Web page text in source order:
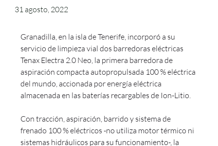
31 agosto, 2022
Granadilla, en la isla de Tenerife, incorporó a su
servicio de limpieza vial dos barredoras eléctricas
Tenax Electra 2.0 Neo, la primera barredora de
aspiración compacta autopropulsada 100 % eléctrica
del mundo, accionada por energía eléctrica
almacenada en las baterías recargables de Ion-Litio.
Con tracción, aspiración, barrido y sistema de
frenado 100 % eléctricos -no utiliza motor térmico ni
sistemas hidráulicos para su funcionamiento-, la